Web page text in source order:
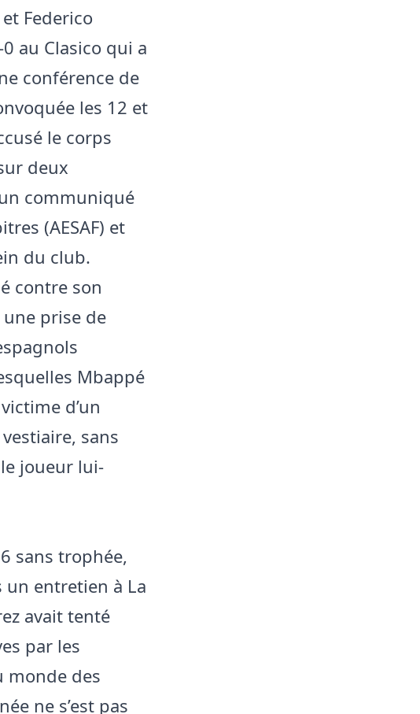
Federico
au Clasico qui a
conférence de
les 12 et
le corps
deux
communiqué
(AESAF) et
du club.
contre son
prise de
Mbappé
d’un
sans
joueur lui-
sans trophée,
entretien à La
avait tenté
par les
monde des
ne s’est pas